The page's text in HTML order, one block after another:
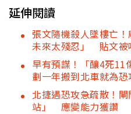
延伸閱讀
張文隨機殺人墜樓亡
未來太殘忍」 貼文被
早有預謀！「釀4死
劃一年搬到北車就為恐
北捷遇恐攻急疏散！
站」 應變能力獲讚